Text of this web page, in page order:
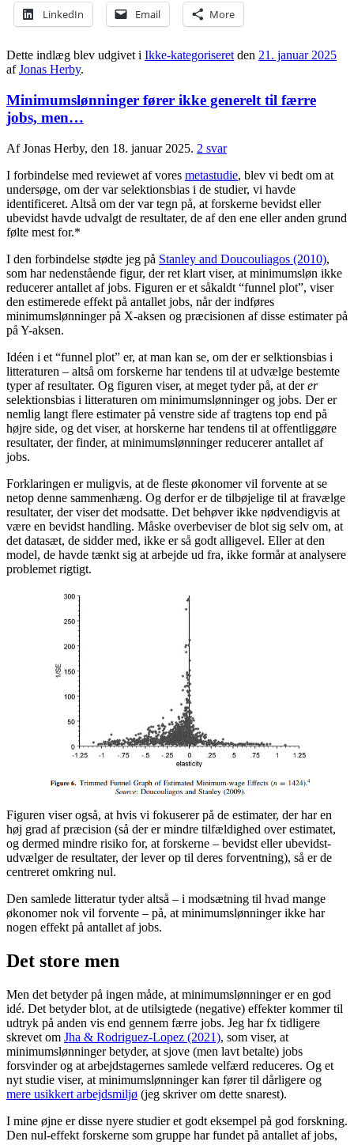
LinkedIn Email More
Dette indlæg blev udgivet i Ikke-kategoriseretden 21. januar 2025
afJonas Herby.
Minimumslønninger fører ikke generelt til færre
jobs, men…
Af Jonas Herby, den 18. januar 2025. 2 svar
I forbindelse med reviewet af vores metastudie, blev vi bedt om at
undersøge, om der var selektionsbias i de studier, vi havde
identificeret. Altså om der var tegn på, at forskerne bevidst eller
ubevidst havde udvalgt de resultater, de af den ene eller anden grund
følte mest for.*
I den forbindelse stødte jeg på Stanley and Doucouliagos (2010),
som har nedenstående figur, der ret klart viser, at minimumsløn ikke
reducerer antallet af jobs. Figuren er et såkaldt “funnel plot”, viser
den estimerede effekt på antallet jobs, når der indføres
minimumslønninger på X-aksen og præcisionen af disse estimater på
på Y-aksen.
Idéen i et “funnel plot” er, at man kan se, om der er selktionsbias i
litteraturen – altså om forskerne har tendens til at udvælge bestemte
typer af resultater. Og figuren viser, at meget tyder på, at derer
selektionsbias i litteraturen om minimumslønninger og jobs. Der er
nemlig langt flere estimater på venstre side af tragtens top end på
højre side, og det viser, at horskerne har tendens til at offentliggøre
resultater, der finder, at minimumslønninger reducerer antallet af
jobs.
Forklaringen er muligvis, at de fleste økonomer vil forvente at se
netop denne sammenhæng. Og derfor er de tilbøjelige til at fravælge
resultater, der viser det modsatte. Det behøver ikke nødvendigvis at
være en bevidst handling. Måske overbeviser de blot sig selv om, at
det datasæt, de sidder med, ikke er så godt alligevel. Eller at den
model, de havde tænkt sig at arbejde ud fra, ikke formår at analysere
problemet rigtigt.
Figuren viser også, at hvis vi fokuserer på de estimater, der har en
høj grad af præcision (så der er mindre tilfældighed over estimatet,
og dermed mindre risiko for, at forskerne – bevidst eller ubevidst-
udvælger de resultater, der lever op til deres forventning), så er de
centreret omkring nul.
Den samlede litteratur tyder altså – i modsætning til hvad mange
økonomer nok vil forvente – på, at minimumslønninger ikke har
nogen effekt på antallet af jobs.
Det store men
Men det betyder på ingen måde, at minimumslønninger er en god
idé. Det betyder blot, at de utilsigtede (negative) effekter kommer til
udtryk på anden vis end gennem færre jobs. Jeg har fx tidligere
skrevet om Jha & Rodriguez-Lopez (2021), som viser, at
minimumslønninger betyder, at sjove (men lavt betalte) jobs
forsvinder og at arbejdstagernes samlede velfærd reduceres. Og et
nyt studie viser, at minimumslønninger kan fører til dårligere og
mere usikkert arbejdsmiljø (jeg skriver om dette snarest).
I mine øjne er disse nyere studier et godt eksempel på god forskning.
Den nul-effekt forskerne som gruppe har fundet på antallet af jobs,